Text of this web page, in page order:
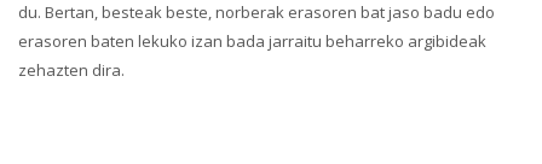
du. Bertan, besteak beste, norberak erasoren bat jaso badu edo
erasoren baten lekuko izan bada jarraitu beharreko argibideak
zehazten dira.